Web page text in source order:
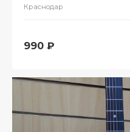
Краснодар
990 ₽